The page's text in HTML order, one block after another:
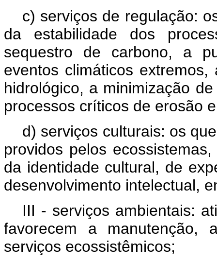
c) serviços de regulação:
da estabilidade dos
sequestro de carbono, a
eventos climáticos
hidrológico, a minimização
processos críticos de erosão
d) serviços culturais: os
providos pelos
da identidade cultural, de
desenvolvimento intelectual,
III - serviços ambientais:
favorecem a manutenção,
serviços ecossistêmicos;